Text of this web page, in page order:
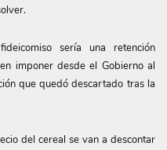
sería una retención
imponer desde el Gobierno al
que quedó descartado tras la
del cereal se van a descontar